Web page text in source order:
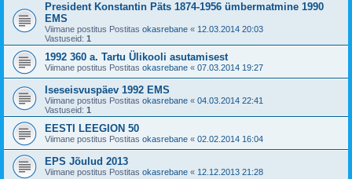
President Konstantin Päts 1874-1956 ümbermatmine 1990
EMS
Viimane postitus Postitas okasrebane « 12.03.2014 20:03
Vastuseid: 1
1992 360 a. Tartu Ülikooli asutamisest
Viimane postitus Postitas okasrebane « 07.03.2014 19:27
Iseseisvuspäev 1992 EMS
Viimane postitus Postitas okasrebane « 04.03.2014 22:41
Vastuseid: 1
EESTI LEEGION 50
Viimane postitus Postitas okasrebane « 02.02.2014 16:04
EPS Jõulud 2013
Viimane postitus Postitas okasrebane « 12.12.2013 21:28